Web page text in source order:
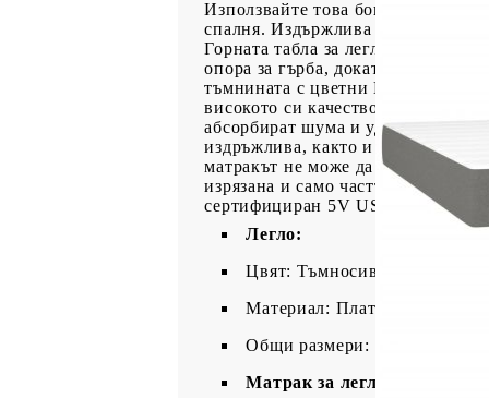
Използвайте това боксспринг
спалня. Издържлива тъкан:
Горната табла за легло се
опора за гърба, докато седите в
тъмнината с цветни LED
високото си качество, като
абсорбират шума и ударите,
издръжлива, както и щадяща
матракът не може да бъде
изрязана и само частта с USB
сертифициран 5V USB
Легло:
Цвят: Тъмносив
Материал: Плат (100%
Общи размери: 193 x 123 x
Матрак за легло: